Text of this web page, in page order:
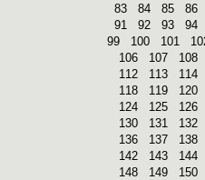
83
84 85 86
91
92 93 94
99
100 101
106
107 108
112
113 114
118
119 120
124
125 126
130
131 132
136
137 138
142
143 144
148
149 150